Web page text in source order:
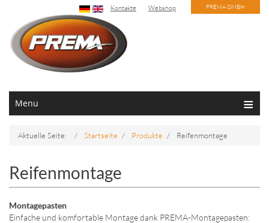
PREMA GMBH
Kontakte Webshop
Menu
Aktuelle Seite: Startseite Produkte Reifenmontage
Reifenmontage
Montagepasten
Einfache und komfortable Montage dank PREMA-Montagepasten: